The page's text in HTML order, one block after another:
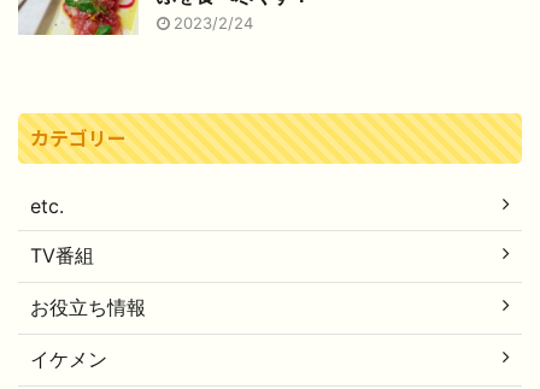
2023/2/24
カテゴリー
etc.
TV番組
お役立ち情報
イケメン